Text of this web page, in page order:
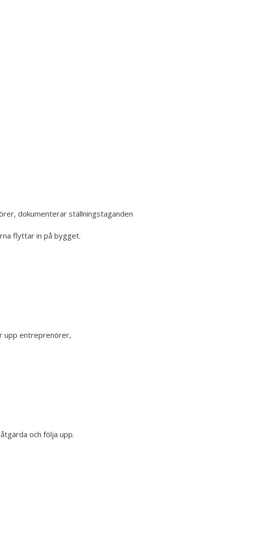
dokumenterar ställningstaganden
flyttar in på bygget.
upp entreprenörer,
och följa upp.